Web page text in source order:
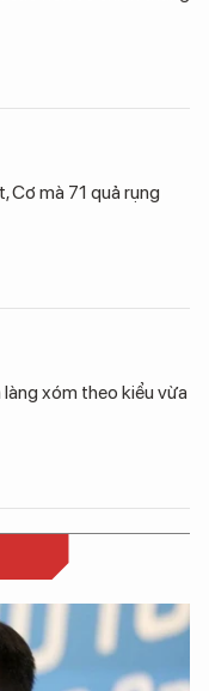
Cơ mà 71 quả rụng
xóm theo kiểu vừa